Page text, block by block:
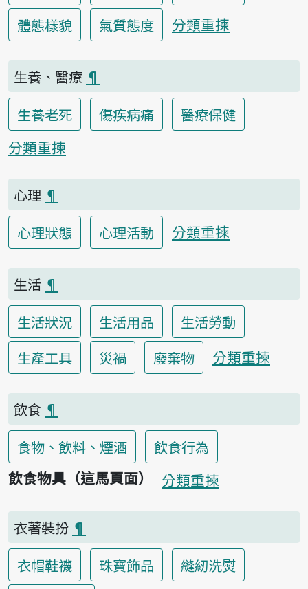
體態樣貌
氣質態度 分類重揀
生養、醫療 ¶
生養老死
傷疾病痛
醫療保健
分類重揀
心理 ¶
心理狀態
心理活動 分類重揀
生活 ¶
生活狀況
生活用品
生活勞動
生產工具
災禍 廢棄物 分類重揀
飲食 ¶
食物、飲料、煙酒
飲食行為
飲食物具（這馬頁面）
分類重揀
衣著裝扮 ¶
衣帽鞋襪
珠寶飾品
縫紉洗熨